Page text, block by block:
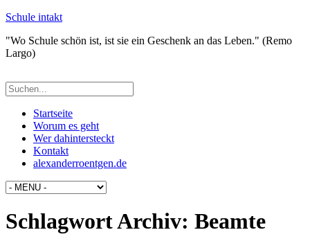
Schule intakt
"Wo Schule schön ist, ist sie ein Geschenk an das Leben." (Remo
Largo)
Startseite
Worum es geht
Wer dahintersteckt
Kontakt
alexanderroentgen.de
Schlagwort Archiv: Beamte